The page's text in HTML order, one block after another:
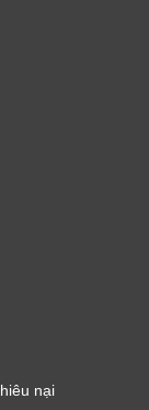
nại